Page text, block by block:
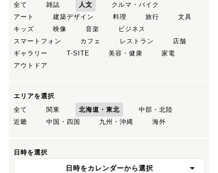
全て
雑誌 人文
クルマ・バイク
アート
建築デザイン 料理 旅行
文具
キッズ
映像 音楽
ビジネス
スマートフォン
カフェ レストラン
店舗
ギャラリー
T-SITE 美容・健康
家電
アウトドア
エリアを選択
全て
関東 北海道・東北
中部・北陸
近畿
中国・四国 九州・沖縄 海外
日時を選択
日時をカレンダーから選択